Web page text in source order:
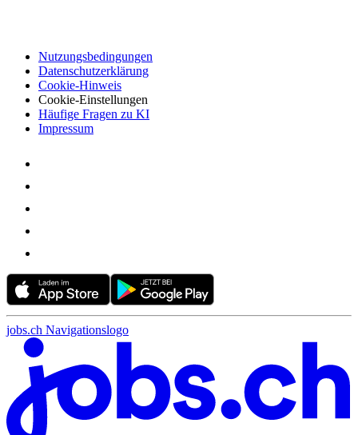
Nutzungsbedingungen
Datenschutzerklärung
Cookie-Hinweis
Cookie-Einstellungen
Häufige Fragen zu KI
Impressum
jobs.ch Navigationslogo